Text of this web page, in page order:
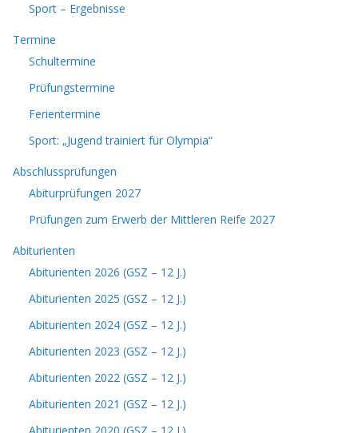
Sport – Ergebnisse
Termine
Schultermine
Prüfungstermine
Ferientermine
Sport: „Jugend trainiert für Olympia“
Abschlussprüfungen
Abiturprüfungen 2027
Prüfungen zum Erwerb der Mittleren Reife 2027
Abiturienten
Abiturienten 2026 (GSZ – 12 J.)
Abiturienten 2025 (GSZ – 12 J.)
Abiturienten 2024 (GSZ – 12 J.)
Abiturienten 2023 (GSZ – 12 J.)
Abiturienten 2022 (GSZ – 12 J.)
Abiturienten 2021 (GSZ – 12 J.)